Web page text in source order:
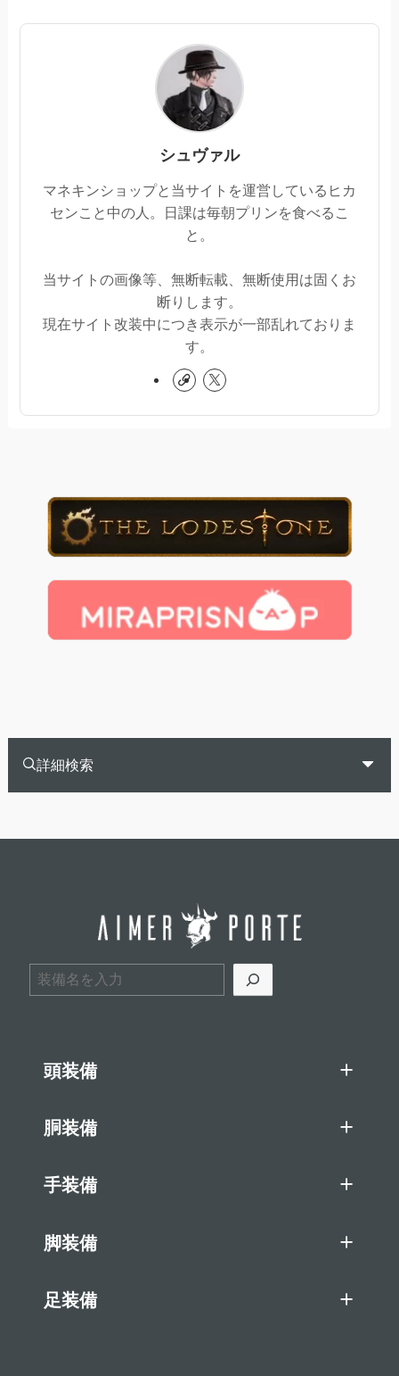
シュヴァル
マネキンショップと当サイトを運営しているヒカ
センこと中の人。日課は毎朝プリンを食べるこ
と。
当サイトの画像等、無断転載、無断使用は固くお
断りします。
現在サイト改装中につき表示が一部乱れておりま
す。
詳細検索
検索
頭装備
胴装備
手装備
脚装備
足装備